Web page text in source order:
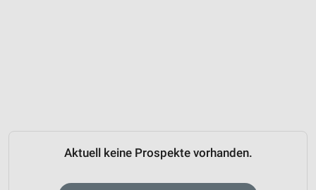
Aktuell keine Prospekte vorhanden.